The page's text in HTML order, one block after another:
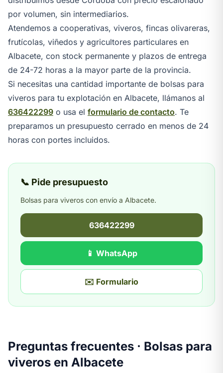
por volumen, sin intermediarios.
Atendemos a cooperativas, viveros, fincas olivareras,
frutícolas, viñedos y agricultores particulares en
Albacete, con stock permanente y plazos de entrega
de 24-72 horas a la mayor parte de la provincia.
Si necesitas una cantidad importante de bolsas para
viveros para tu explotación en Albacete, llámanos al
636422299 o usa el formulario de contacto. Te
preparamos un presupuesto cerrado en menos de 24
horas con portes incluidos.
📞 Pide presupuesto
Bolsas para viveros con envío a Albacete.
636422299
📱 WhatsApp
✉️ Formulario
Preguntas frecuentes · Bolsas para
viveros en Albacete